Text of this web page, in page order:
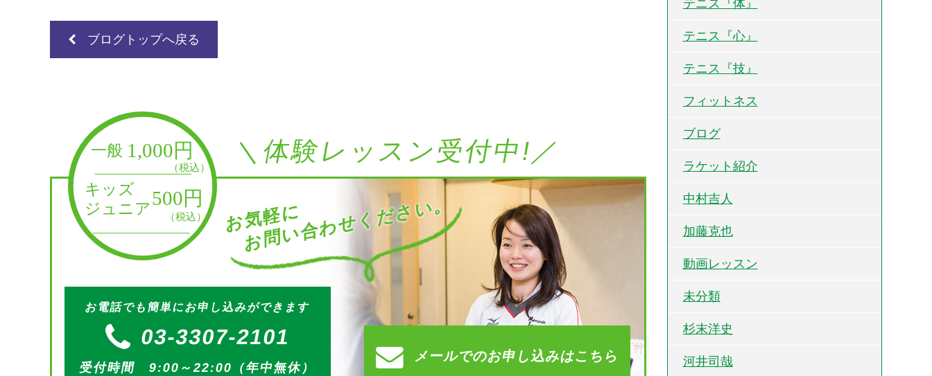
ブログトップへ戻る
＼体験レッスン受付中!／
お気軽に
お問い合わせください。
お電話でも簡単にお申し込みができます
03-3307-2101
受付時間 9:00～22:00（年中無休）
メールでのお申し込みはこちら
テニス『体』
テニス『心』
テニス『技』
フィットネス
ブログ
ラケット紹介
中村吉人
加藤克也
動画レッスン
未分類
杉末洋史
河井司哉